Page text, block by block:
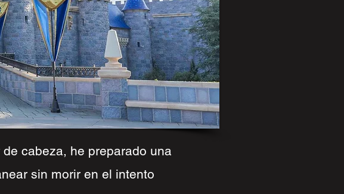
cabeza, he preparado una
sin morir en el intento